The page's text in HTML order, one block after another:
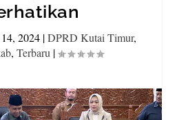
2024|DPRD Kutai Timur,
, Terbaru |